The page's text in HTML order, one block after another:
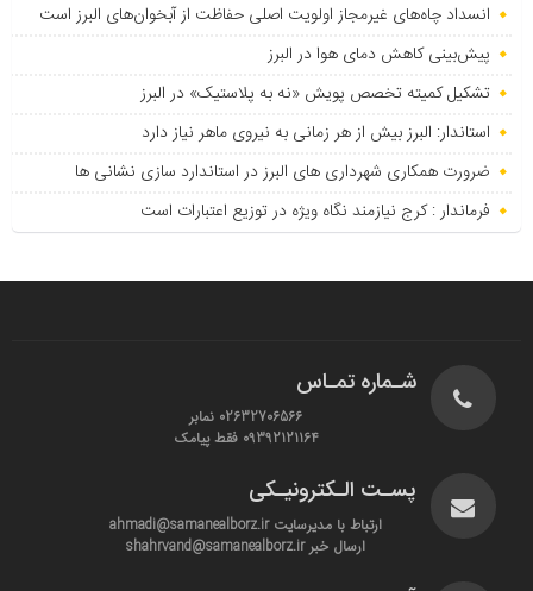
انسداد چاه‌های غیرمجاز اولویت اصلی حفاظت از آبخوان‌های البرز است
پیش‌بینی کاهش دمای هوا در البرز
تشکیل کمیته تخصص پویش «نه به پلاستیک» در البرز
استاندار: البرز بیش از هر زمانی به نیروی ماهر نیاز دارد
ضرورت همکاری شهرداری های البرز در استاندارد سازی نشانی ها
فرماندار : کرج نیازمند نگاه ویژه در توزیع اعتبارات است
شـماره تمـاس
02632706566 نمابر
09392121164 فقط پیامک
پسـت الـکترونیـکی
ارتباط با مدیرسایت ahmadi@samanealborz.ir
ارسال خبر shahrvand@samanealborz.ir